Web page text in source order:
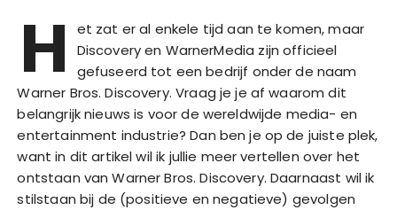
H
et zat er al enkele tijd aan te komen, maar
Discovery en WarnerMedia zijn officieel
gefuseerd tot een bedrijf onder de naam
Warner Bros. Discovery. Vraag je je af waarom dit
belangrijk nieuws is voor de wereldwijde media- en
entertainment industrie? Dan ben je op de juiste plek,
want in dit artikel wil ik jullie meer vertellen over het
ontstaan van Warner Bros. Discovery. Daarnaast wil ik
stilstaan bij de (positieve en negatieve) gevolgen